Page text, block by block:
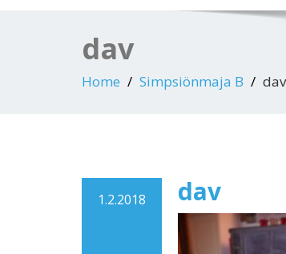
dav
Home Simpsiönmaja B dav
1.2.2018 dav